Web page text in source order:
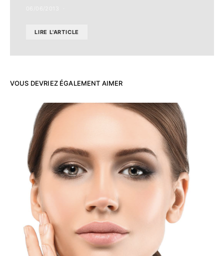
LIRE L'ARTICLE
VOUS DEVRIEZ ÉGALEMENT AIMER